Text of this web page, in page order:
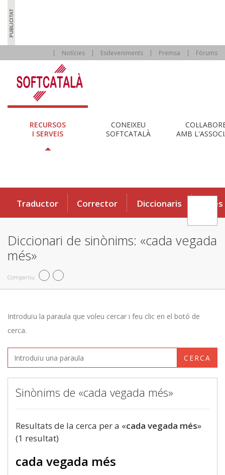
Notícies Esdeveniments Premsa Fòrums
RECURSOS
I SERVEIS
CONEIXEU
SOFTCATALÀ
AMB
Traductor Corrector Diccionaris Eines
Diccionari de sinònims: «cada vegada
més»
Compartiu
Introduïu la paraula que voleu cercar i feu clic en el botó de
cerca.
CERCA
Sinònims de «cada vegada més»
Resultats de la cerca per a «cada vegada més»
(1 resultat)
cada vegada més